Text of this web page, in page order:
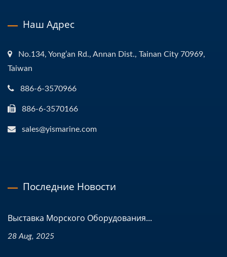
Наш Адрес
No.134, Yong’an Rd., Annan Dist., Tainan City 70969,
Taiwan
886-6-3570966
886-6-3570166
sales@yismarine.com
Последние Новости
Выставка Морского Оборудования...
28 Aug, 2025